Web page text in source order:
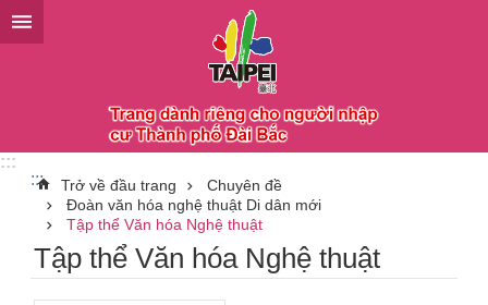
Chuyển đến khối nội dung chính
:::
:::
Trở về đầu trang
Chuyên đề
Đoàn văn hóa nghệ thuật Di dân mới
Tập thể Văn hóa Nghệ thuật
Tập thể Văn hóa Nghệ thuật